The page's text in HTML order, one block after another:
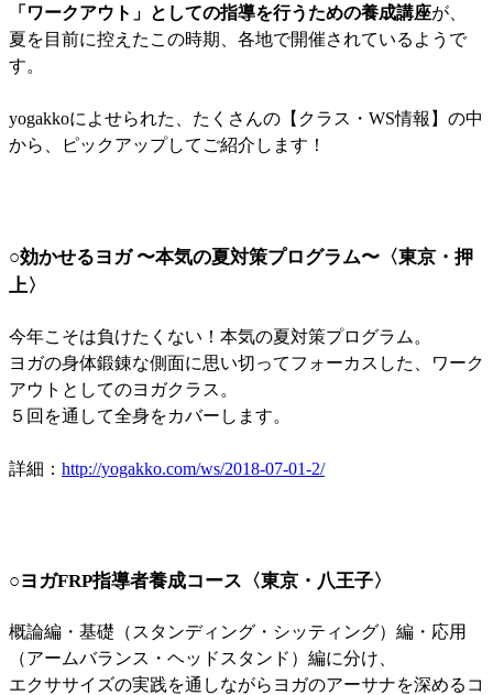
「ワークアウト」としての指導を行うための養成講座が、
夏を目前に控えたこの時期、各地で開催されているようで
す。
yogakkoによせられた、たくさんの【クラス・WS情報】の中
から、ピックアップしてご紹介します！
○効かせるヨガ 〜本気の夏対策プログラム〜〈東京・押
上〉
今年こそは負けたくない！本気の夏対策プログラム。
ヨガの身体鍛錬な側面に思い切ってフォーカスした、ワーク
アウトとしてのヨガクラス。
５回を通して全身をカバーします。
詳細： http://yogakko.com/ws/2018-07-01-2/
○ヨガFRP指導者養成コース〈東京・八王子〉
概論編・基礎（スタンディング・シッティング）編・応用
（アームバランス・ヘッドスタンド）編に分け、
エクササイズの実践を通しながらヨガのアーサナを深めるコ